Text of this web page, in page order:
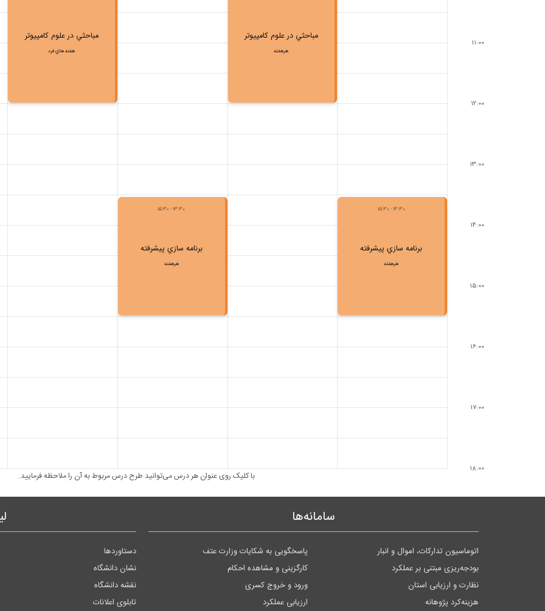
13:30 - 15:30
برنامه سازي پيشرفته
هرهفته
مباحثي در علوم كامپيوتر
هرهفته
13:30 - 15:30
برنامه سازي پيشرفته
هرهفته
مباحثي در علوم كامپيوتر
هفته هاي فرد
11:00
12:00
13:00
14:00
15:00
16:00
17:00
18:00
با کلیک روی عنوان هر درس می‌توانید طرح درس مربوط به آن را ملاحظه فرمایید.
سامانه‌ها
اتوماسیون تدارکات، اموال و انبار
پاسخگویی به شکایات وزارت عتف
بودجه‌ریزی مبتنی بر عملکرد
کارگزینی و مشاهده احکام
نظارت و ارزیابی استان
ورود و خروج کسری
هزینه‌کرد پژوهانه
ارزیابی عملکرد
دستاوردها
نشان دانشگاه
نقشه دانشگاه
تابلوی اعلانات